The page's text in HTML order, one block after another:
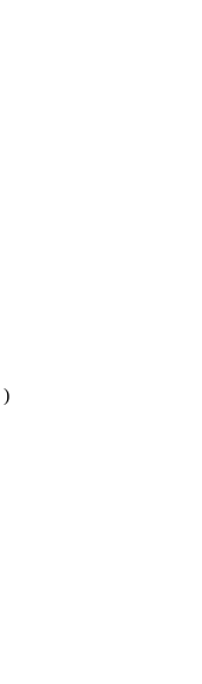
)